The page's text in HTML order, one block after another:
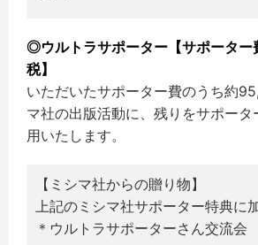
◎ウルトラサポーター【サポータ
税】
いただいたサポーター費のうち約
マ社の出版活動に、残りをサポータ
用いたします。
【ミシマ社からの贈り物】
上記のミシマ社サポーター特典に加
＊ウルトラサポーターさん交流会